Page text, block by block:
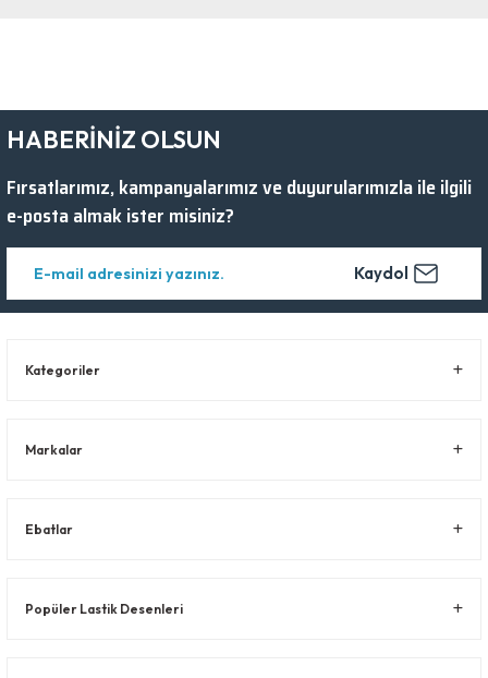
HABERİNİZ OLSUN
Fırsatlarımız, kampanyalarımız ve duyurularımızla ile ilgili
e-posta almak ister misiniz?
Kaydol
Kategoriler
Markalar
Ebatlar
Popüler Lastik Desenleri